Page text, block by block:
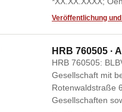
Veröffentlichung
HRB 760505 ·
HRB 760505:
Gesellschaft mit
Rotenwaldstraße
Gesellschaften